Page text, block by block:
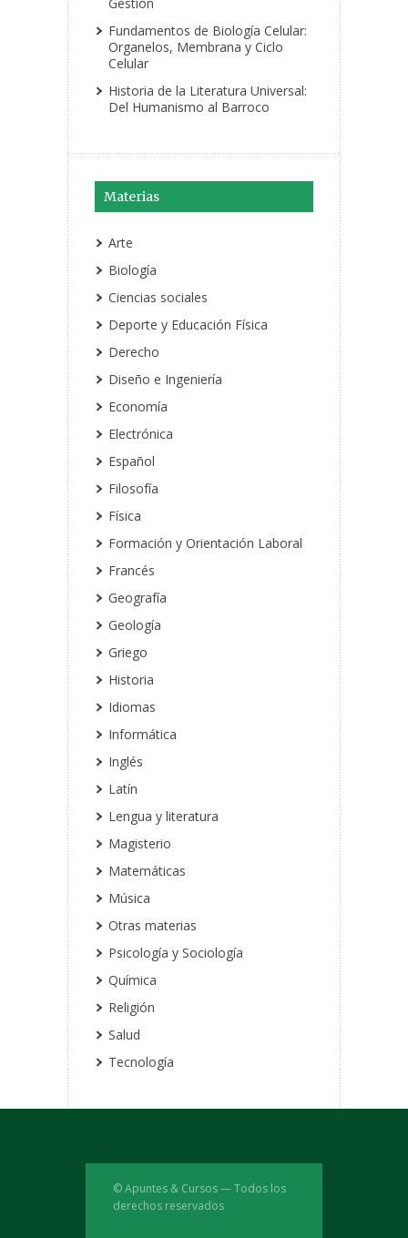
Gestión
Fundamentos de Biología Celular:
Organelos, Membrana y Ciclo
Celular
Historia de la Literatura Universal:
Del Humanismo al Barroco
Materias
Arte
Biología
Ciencias sociales
Deporte y Educación Física
Derecho
Diseño e Ingeniería
Economía
Electrónica
Español
Filosofía
Física
Formación y Orientación Laboral
Francés
Geografía
Geología
Griego
Historia
Idiomas
Informática
Inglés
Latín
Lengua y literatura
Magisterio
Matemáticas
Música
Otras materias
Psicología y Sociología
Química
Religión
Salud
Tecnología
© Apuntes & Cursos — Todos los
derechos reservados